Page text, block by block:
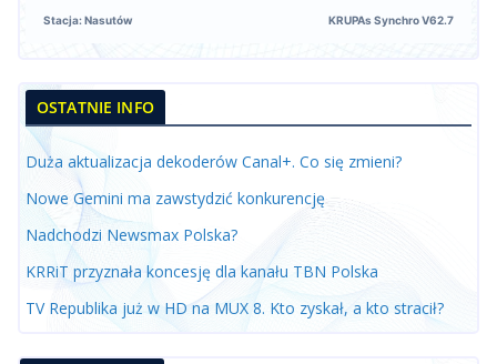
Stacja: Nasutów KRUPAs Synchro V62.7
OSTATNIE INFO
Duża aktualizacja dekoderów Canal+. Co się zmieni?
Nowe Gemini ma zawstydzić konkurencję
Nadchodzi Newsmax Polska?
KRRiT przyznała koncesję dla kanału TBN Polska
TV Republika już w HD na MUX 8. Kto zyskał, a kto stracił?